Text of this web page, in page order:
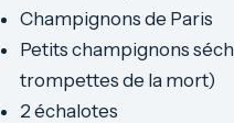
Champignons de Paris
Petits champignons
trompettes de la mort)
2 échalotes